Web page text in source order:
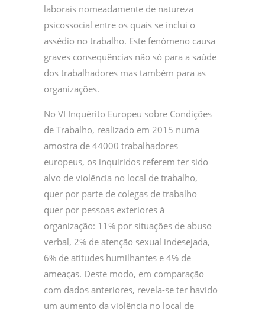
laborais nomeadamente de natureza
psicossocial entre os quais se inclui o
assédio no trabalho. Este fenómeno causa
graves consequências não só para a saúde
dos trabalhadores mas também para as
organizações.
No VI Inquérito Europeu sobre Condições
de Trabalho, realizado em 2015 numa
amostra de 44000 trabalhadores
europeus, os inquiridos referem ter sido
alvo de violência no local de trabalho,
quer por parte de colegas de trabalho
quer por pessoas exteriores à
organização: 11% por situações de abuso
verbal, 2% de atenção sexual indesejada,
6% de atitudes humilhantes e 4% de
ameaças. Deste modo, em comparação
com dados anteriores, revela-se ter havido
um aumento da violência no local de